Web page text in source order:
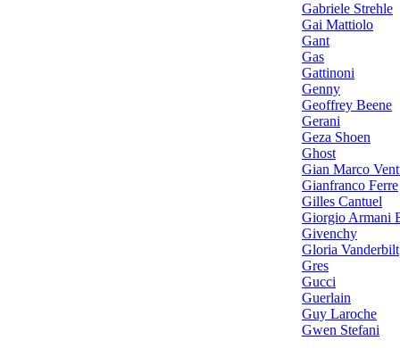
Gabriele Strehle
Gai Mattiolo
Gant
Gas
Gattinoni
Genny
Geoffrey Beene
Gerani
Geza Shoen
Ghost
Gian Marco
Gianfranco Ferre
Gilles Cantuel
Giorgio Armani
Givenchy
Gloria Vanderbilt
Gres
Gucci
Guerlain
Guy Laroche
Gwen Stefani